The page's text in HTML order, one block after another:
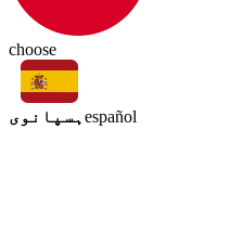
choose
ہسپانوی español